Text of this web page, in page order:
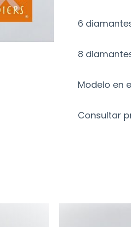
6
8
Modelo en
Consultar